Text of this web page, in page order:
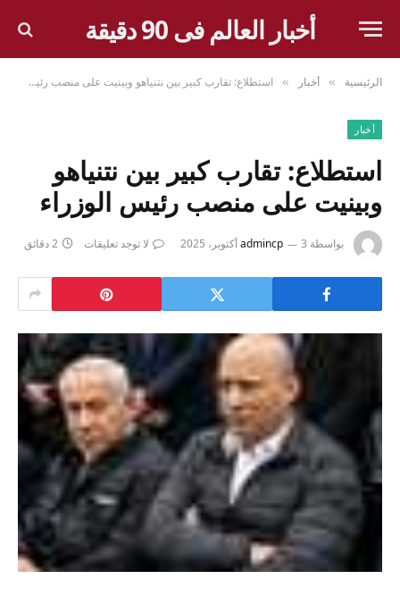
أخبار العالم فى 90 دقيقة
الرئيسية » أخبار » استطلاع: تقارب كبير بين نتنياهو وبينيت على منصب رئيس الوزراء
أخبار
استطلاع: تقارب كبير بين نتنياهو
وبينيت على منصب رئيس الوزراء
بواسطة admincp 3 أكتوبر، 2025 لا توجد تعليقات 2 دقائق